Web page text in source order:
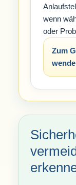
wenn
oder
Zum